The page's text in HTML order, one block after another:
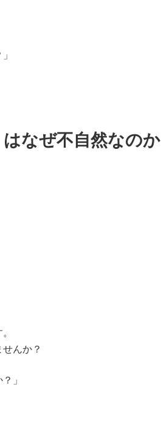
はなぜ不自然なのか
んか？
」